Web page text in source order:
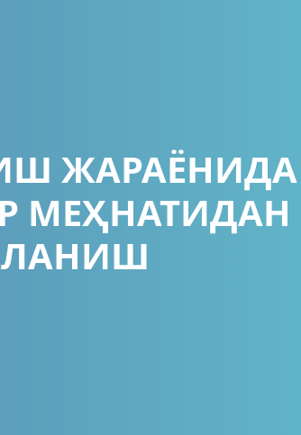
ЖАРАЁНИДА
МЕҲНАТИДАН